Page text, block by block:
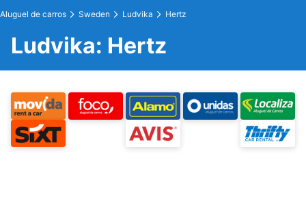
Aluguel de carros Sweden Ludvika Hertz
Ludvika: Hertz